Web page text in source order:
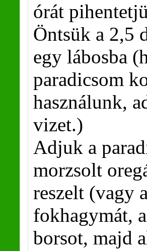
órát
Öntsük a 2,5
egy lábosba
paradicsom
használunk,
vizet.)
Adjuk a
morzsolt
reszelt (vagy
fokhagymát,
borsot, majd